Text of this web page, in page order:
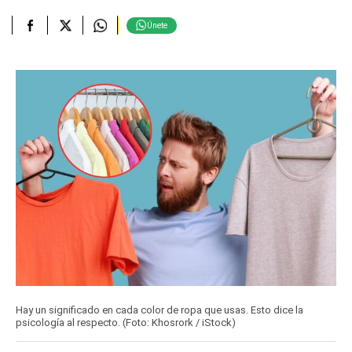
Únete
Hay un significado en cada color de ropa que usas. Esto dice la
psicología al respecto. (Foto: Khosrork / iStock)